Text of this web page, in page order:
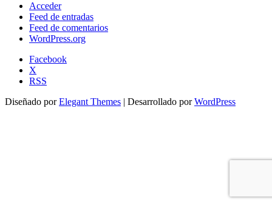
Acceder
Feed de entradas
Feed de comentarios
WordPress.org
Facebook
X
RSS
Diseñado porElegant Themes | Desarrollado porWordPress